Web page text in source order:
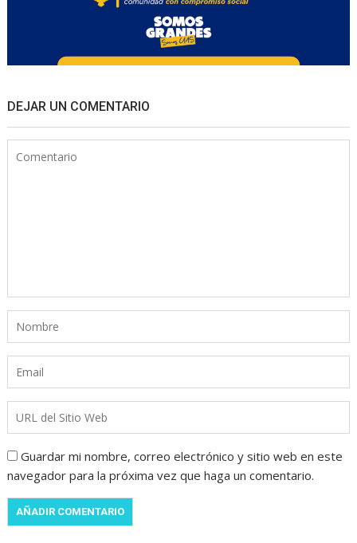
DEJAR UN COMENTARIO
Guardar mi nombre, correo electrónico y sitio web en este
navegador para la próxima vez que haga un comentario.